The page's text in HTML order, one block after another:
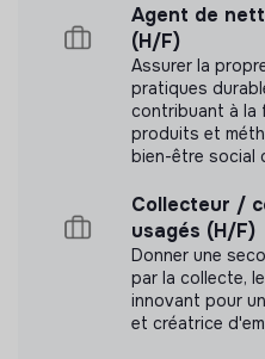
Agent de
(H/F)
Assurer la
pratiques
contribuant à la
produits et
bien-être social
Collecteur /
usagés (H/F)
Donner une
par la collecte,
innovant pour
et créatrice